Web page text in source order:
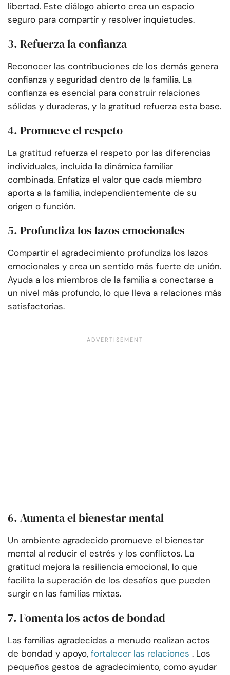
libertad. Este diálogo abierto crea un espacio
seguro para compartir y resolver inquietudes.
3. Refuerza la confianza
Reconocer las contribuciones de los demás genera
confianza y seguridad dentro de la familia. La
confianza es esencial para construir relaciones
sólidas y duraderas, y la gratitud refuerza esta base.
4. Promueve el respeto
La gratitud refuerza el respeto por las diferencias
individuales, incluida la dinámica familiar
combinada. Enfatiza el valor que cada miembro
aporta a la familia, independientemente de su
origen o función.
5. Profundiza los lazos emocionales
Compartir el agradecimiento profundiza los lazos
emocionales y crea un sentido más fuerte de unión.
Ayuda a los miembros de la familia a conectarse a
un nivel más profundo, lo que lleva a relaciones más
satisfactorias.
6. Aumenta el bienestar mental
Un ambiente agradecido promueve el bienestar
mental al reducir el estrés y los conflictos. La
gratitud mejora la resiliencia emocional, lo que
facilita la superación de los desafíos que pueden
surgir en las familias mixtas.
7. Fomenta los actos de bondad
Las familias agradecidas a menudo realizan actos
de bondad y apoyo, fortalecer las relaciones . Los
pequeños gestos de agradecimiento, como ayudar